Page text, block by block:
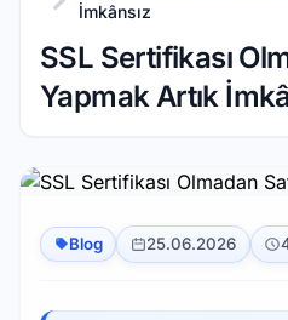
İmkânsız
SSL Sertifikası
Yapmak Artık
Blog 25.06.2026